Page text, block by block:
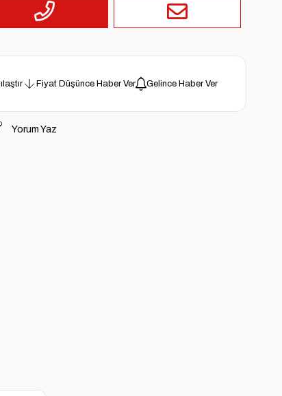
Fiyat Düşünce Haber Ver Gelince Haber Ver
Yorum Yaz